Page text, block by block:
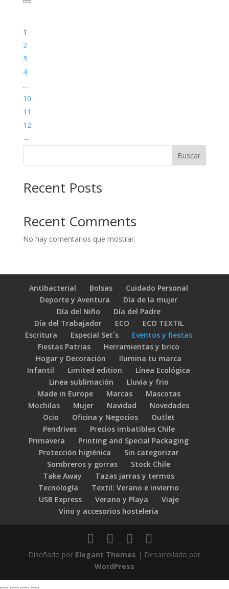
1
2
3
4
…
10
11
12
→
Buscar
Recent Posts
Recent Comments
No hay comentarios que mostrar.
Antibacterial Bolsas
Cuidado Personal
Deporte y Aventura
Día de la mujer
Día del Niño
Día del Padre
Día del Trabajador
ECO
ECO TEXTIL
Escritura
Especial Set´s
Eventos y fiestas
Fiestas Patrias
Herramientas y brico
Hogar y Decoración
Ilumina tu marca
Infantil
Limited edition
Línea Ecológica
Linea sublimación
Lluvia y frio
Made in Europe
Marcas
Mascotas
Mochilas
Mujer Navidad
Novedades
Ocio
Oficina y Negocios
Outlet
Pendrives
Precios imbatibles Chile
Primavera
Printing and Special Packaging
Protección higiénica
Sin categorizar
Sombreros y gorras
Stock Chile
Take Away
Tazas jarras y termos
Tecnología
Textil: Verano e invierno
USB Express
Verano y Playa
Viaje
Vino y accesorios hosteleria
Diseñado por Elegant Themes | Desarrollado por
WordPress